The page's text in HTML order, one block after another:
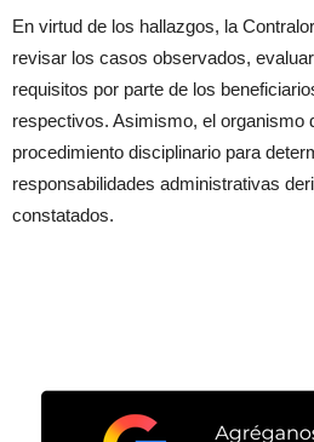
En virtud de los hallazgos, la
revisar los casos observados,
requisitos por parte de los
respectivos. Asimismo, el organismo
procedimiento disciplinario para
responsabilidades administrativas
constatados.